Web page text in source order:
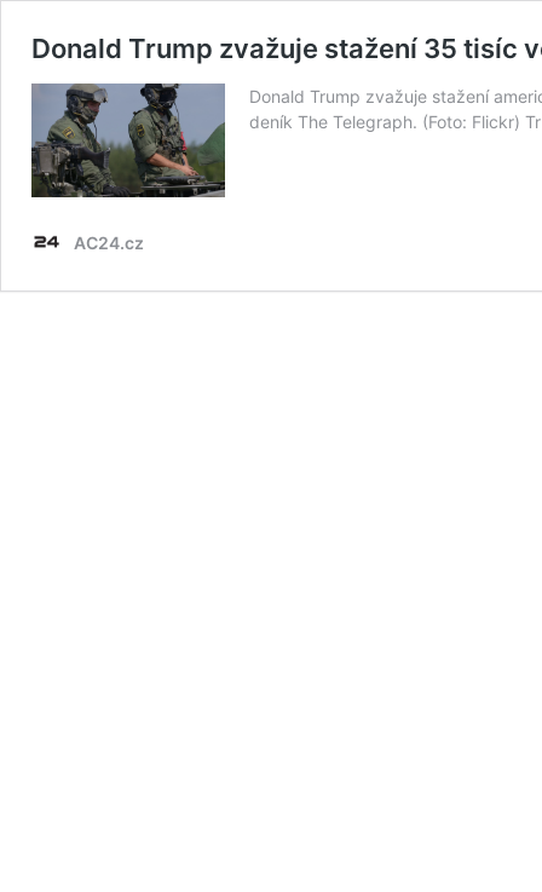
Donald Trump zvažuje stažení 35 tisíc
Donald Trump zvažuje stažení
deník The Telegraph. (Foto: Flickr)
AC24.cz